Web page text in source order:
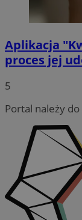
Aplikacja
proces jej
5
Portal należy do